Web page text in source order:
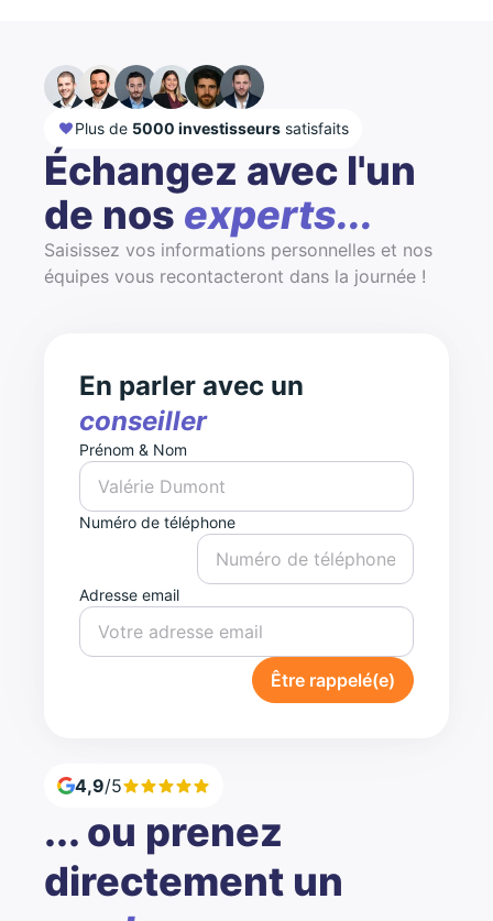
Plus de 5000 investisseurs satisfaits
Échangez avec l'un
de nos experts...
Saisissez vos informations personnelles et nos
équipes vous recontacteront dans la journée !
En parler avec un
conseiller
Prénom & Nom
Numéro de téléphone
Adresse email
Être rappelé(e)
4,9/5
... ou prenez
directement un